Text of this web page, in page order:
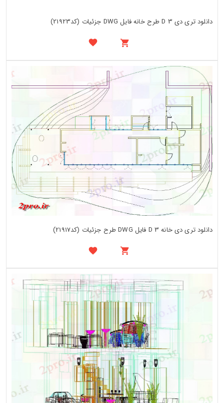
دانلود تری دی 3 D طرح خانه فایل DWG جزئیات (کد21923)
دانلود تری دی خانه 3 D فایل DWG طرح جزئیات (کد21917)